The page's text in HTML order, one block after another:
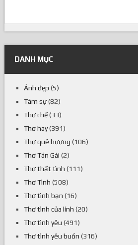
DANH MỤC
Ảnh đẹp (5)
Tâm sự(82)
Thơ chế(33)
Thơ hay(391)
Thơ quê hương (106)
Thơ Tán Gái (2)
Thơ thất tình (111)
Thơ Tình (508)
Thơ tình bạn (16)
Thơ tình của lính (20)
Thơ tình yêu (491)
Thơ tình yêu buồn (316)